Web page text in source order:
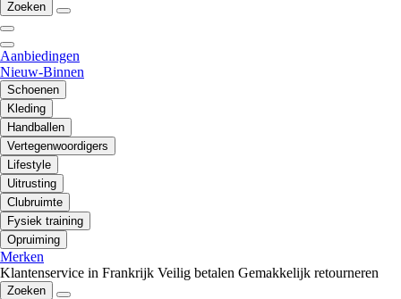
Zoeken
Aanbiedingen
Nieuw-Binnen
Schoenen
Kleding
Handballen
Vertegenwoordigers
Lifestyle
Uitrusting
Clubruimte
Fysiek training
Opruiming
Merken
Klantenservice in Frankrijk Veilig betalen Gemakkelijk retourneren
Zoeken